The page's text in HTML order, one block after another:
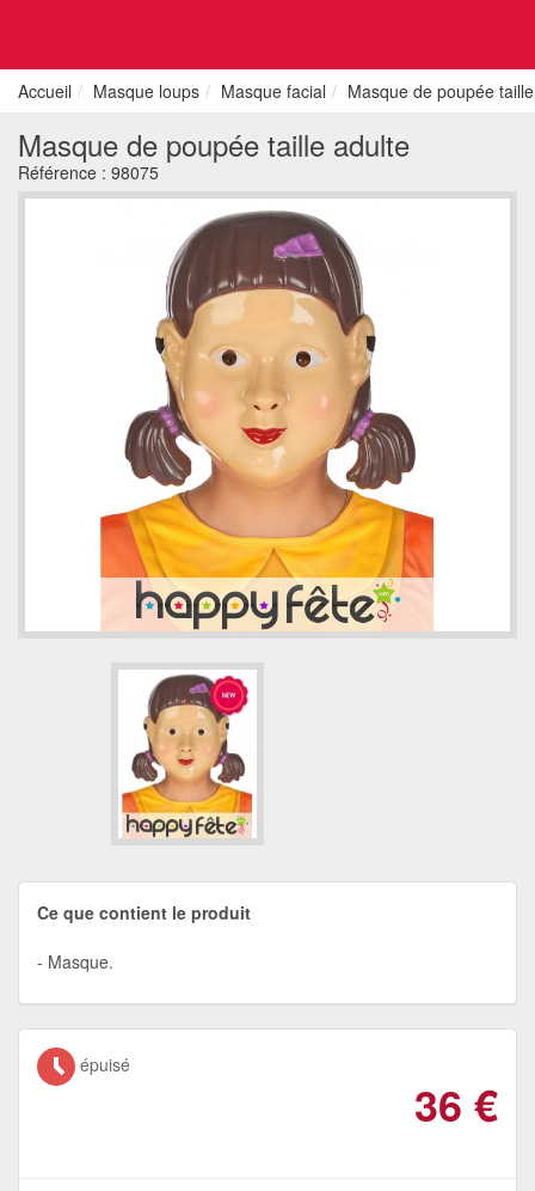
Accueil Masque loups Masque facial Masque de poupée
Masque de poupée taille adulte
Référence : 98075
Ce que contient le produit
Masque.
épuisé
36 €